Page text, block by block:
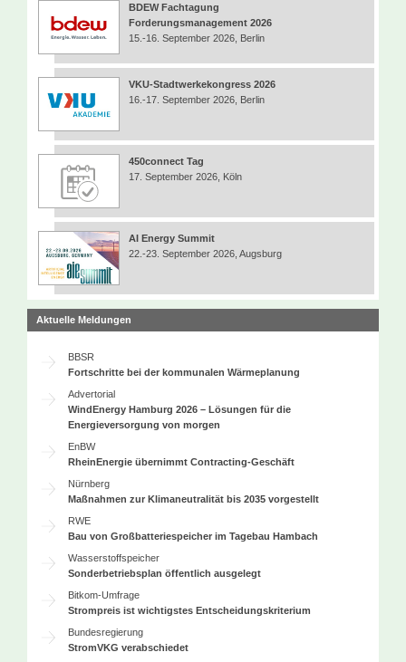
BDEW Fachtagung
Forderungsmanagement 2026
15.-16. September 2026, Berlin
VKU-Stadtwerkekongress 2026
16.-17. September 2026, Berlin
450connect Tag
17. September 2026, Köln
AI Energy Summit
22.-23. September 2026, Augsburg
Aktuelle Meldungen
BBSR
Fortschritte bei der kommunalen Wärmeplanung
Advertorial
WindEnergy Hamburg 2026 – Lösungen für die
Energieversorgung von morgen
EnBW
RheinEnergie übernimmt Contracting-Geschäft
Nürnberg
Maßnahmen zur Klimaneutralität bis 2035 vorgestellt
RWE
Bau von Großbatteriespeicher im Tagebau Hambach
Wasserstoffspeicher
Sonderbetriebsplan öffentlich ausgelegt
Bitkom-Umfrage
Strompreis ist wichtigstes Entscheidungskriterium
Bundesregierung
StromVKG verabschiedet